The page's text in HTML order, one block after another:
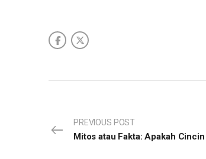
PREVIOUS POST